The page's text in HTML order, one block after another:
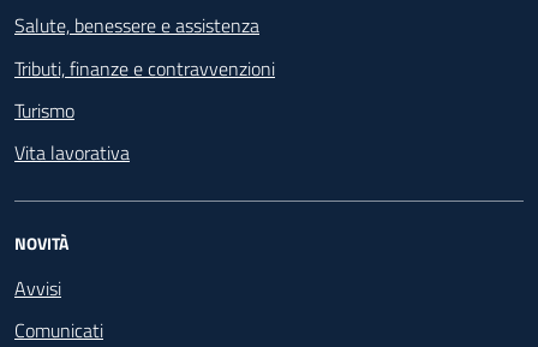
Salute, benessere e assistenza
Tributi, finanze e contravvenzioni
Turismo
Vita lavorativa
NOVITÀ
Avvisi
Comunicati